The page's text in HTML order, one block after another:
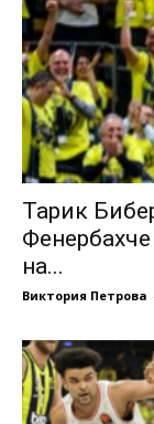
Тарик
на...
Виктория Петрова